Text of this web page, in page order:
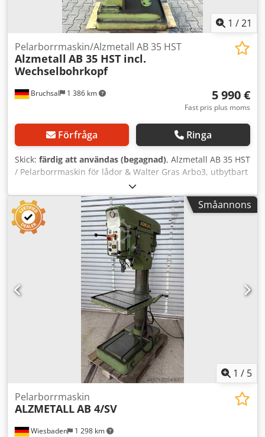
1 /21
Bruchsal 1 386 km
Pelarborrmaskin/Alzmetall AB 35 HST
Alzmetall AB 35 HST incl.
Wechselbohrkopf
5 990 €
Fast pris plus moms
Förfråga Ringa
Skick: färdig att användas (begagnad), Alzmetall AB 35 HST
/ Pelarborrmaskin för lådor & Walter Gras Arbo3, utbytbart
borrchuck -Borrdiameter / stål, ca 40 mm -Borrdiameter /
gjutjärn, ca 45 mm -Gängskärning, max. M25 -Spindelkon
MK 4 -Spindelvandring 180 mm -Varvtalsområde
(STEGLÖST) 65–1750 varv/min -Omkopplingsbart
varvtalsområde 130–480 / 480–1750 varv/min -Automatisk
matning 0,1–0,2–0,3 mm/varv -Borrdjup justerbart via
djupmätare -Varvtalsmätare -Höger-/vänstergång -
Svängbart borrhuvud med verktyg -Höjdjusterbart
arbetsbord via handvev -Kylmedelsanordning -Nödstopp /
Avstängning -Arbetslampa Chodjzn Unvspfx Ad Sja Mått: L
x B x H 1 x 0,8 x 2,1 meter / Vikt ca 1200 kg Med reservation
för fel och ändringar
Småannons
1 / 5
Wiesbaden 1 298 km
Pelarborrmaskin
ALZMETALLAB 4/SV